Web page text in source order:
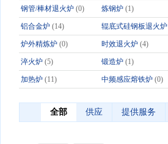
钢管/棒材退火炉 (0) 炼钢炉 (1)
铝合金炉 (14) 辊底式硅钢板退火炉
炉外精炼炉 (0) 时效退火炉 (4)
淬火炉 (5) 锻造炉 (1)
加热炉 (11) 中频感应熔铁炉 (0)
全部 供应 提供服务